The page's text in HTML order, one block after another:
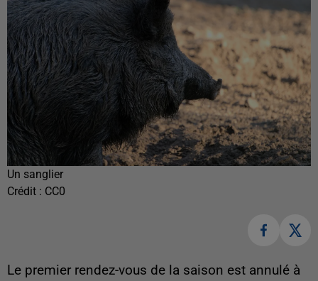
Un sanglier
Crédit : CC0
Le premier rendez-vous de la saison est annulé à